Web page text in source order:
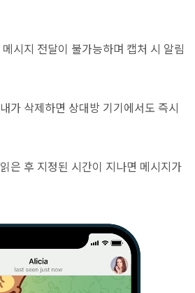
메시지 전달이 불가능하며 캡처 시 알림
내가 삭제하면 상대방 기기에서도 즉시
읽은 후 지정된 시간이 지나면 메시지가